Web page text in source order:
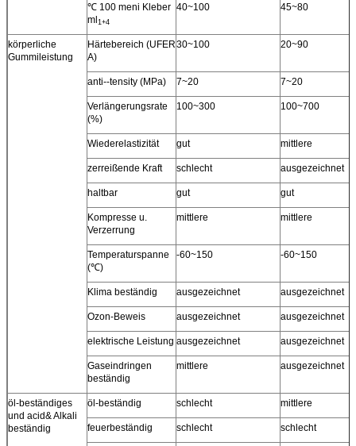
℃ 100 meni Kleber
ml1+4
40~100 45~80
körperliche
Gummileistung
Härtebereich (UFER
A)
30~100 20~90
anti--tensity (MPa) 7~20 7~20
Verlängerungsrate
(%)
100~300 100~700
Wiederelastizität gut mittlere
zerreißende Kraft schlecht ausgezeichnet
haltbar gut gut
Kompresse u.
Verzerrung
mittlere mittlere
Temperaturspanne
(℃)
-60~150 -60~150
Klima beständig ausgezeichnet ausgezeichnet
Ozon-Beweis ausgezeichnet ausgezeichnet
elektrische Leistung ausgezeichnet ausgezeichnet
Gaseindringen
beständig
mittlere ausgezeichnet
öl-beständiges
und acid& Alkali
beständig
öl-beständig schlecht mittlere
feuerbeständig schlecht schlecht